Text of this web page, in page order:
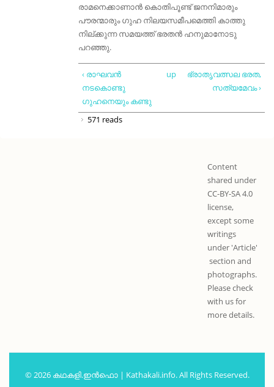
രാമനെക്കാണാൻ കൊതിപൂണ്ട് ജനനിമാരും
പൗരന്മാരും ഗുഹ നിലയസമീപമെത്തി കാത്തു
നില്ക്കുന്ന സമയത്ത് ഭരതൻ ഹനുമാനോടു
പറഞ്ഞു.
‹ രാഘവൻ
നടകൊണ്ടു
ഗുഹനെയും കണ്ടു
up
ഭ്രാതൃവത്സല ഭരത,
സത്യമേവം ›
571 reads
Content
shared under
CC-BY-SA 4.0
license,
except some
writings
under 'Article'
section and
photographs.
Please check
with us for
more details.
© 2026 കഥകളി.ഇൻഫൊ | Kathakali.info. All Rights Reserved.